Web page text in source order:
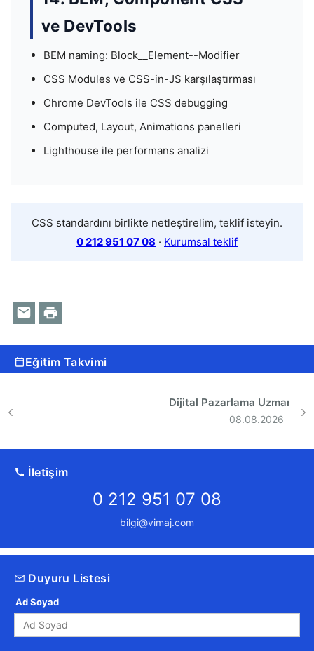
ve DevTools
BEM naming: Block__Element--Modifier
CSS Modules ve CSS-in-JS karşılaştırması
Chrome DevTools ile CSS debugging
Computed, Layout, Animations panelleri
Lighthouse ile performans analizi
CSS standardını birlikte netleştirelim, teklif isteyin.
0 212 951 07 08 · Kurumsal teklif
Eğitim Takvimi
Dijital Pazarlama Uzmanlığı Eğitimi
İletişim
0 212 951 07 08
bilgi@vimaj.com
Duyuru Listesi
Ad Soyad